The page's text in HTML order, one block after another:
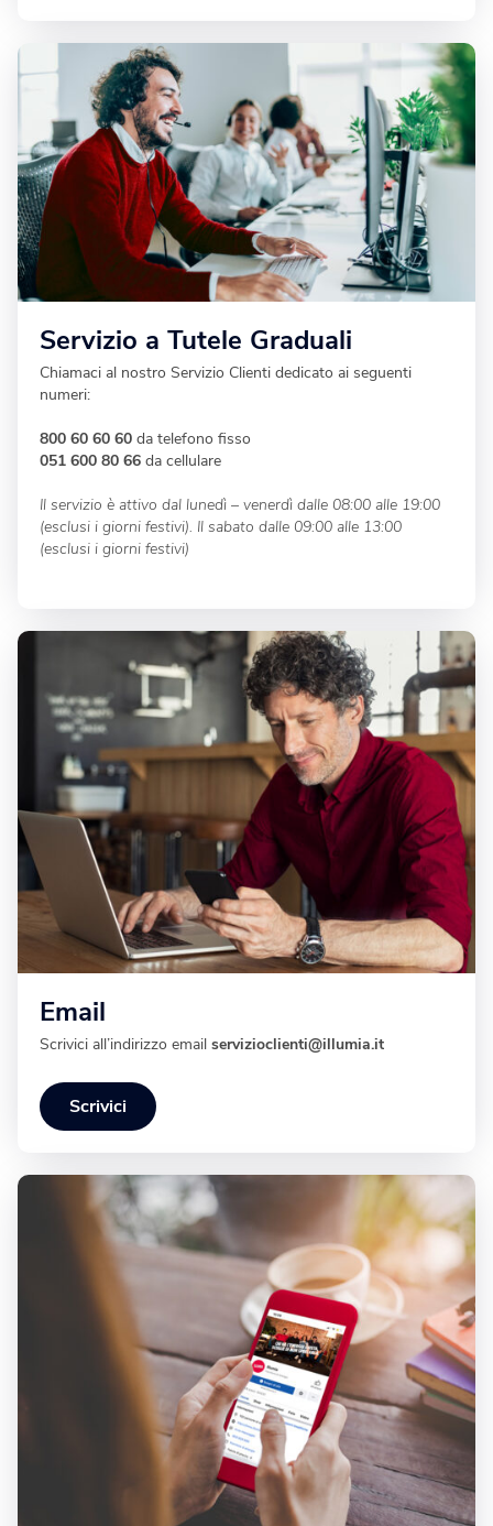
Servizio a Tutele Graduali
Chiamaci al nostro Servizio Clienti dedicato ai seguenti
numeri:
800 60 60 60 da telefono fisso
051 600 80 66 da cellulare
Il servizio è attivo dal lunedì – venerdì dalle 08:00 alle 19:00
(esclusi i giorni festivi). Il sabato dalle 09:00 alle 13:00
(esclusi i giorni festivi)
Email
Scrivici all’indirizzo email servizioclienti@illumia.it
Scrivici